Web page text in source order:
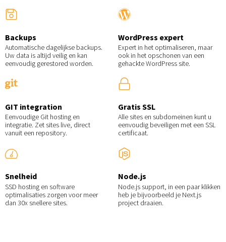
Backups
Automatische dagelijkse backups.
Uw data is altijd veilig en kan
eenvoudig gerestored worden.
WordPress expert
Expert in het optimaliseren, maar
ook in het opschonen van een
gehackte WordPress site.
GIT integration
Eenvoudige Git hosting en
integratie. Zet sites live, direct
vanuit een repository.
Gratis SSL
Alle sites en subdomeinen kunt u
eenvoudig beveiligen met een SSL
certificaat.
Snelheid
SSD hosting en software
optimalisaties zorgen voor meer
dan 30x snellere sites.
Node.js
Node.js support, in een paar klikken
heb je bijvoorbeeld je Next.js
project draaien.